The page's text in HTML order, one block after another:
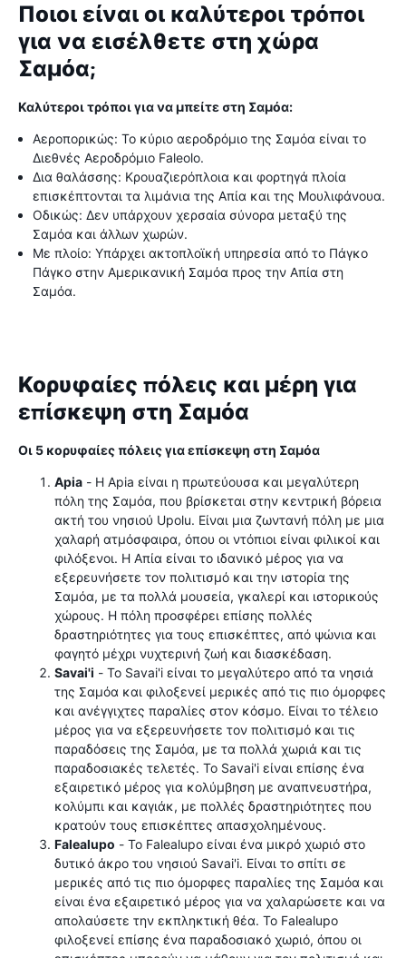
Ποιοι είναι οι καλύτεροι τρόποι
για να εισέλθετε στη χώρα
Σαμόα;
Καλύτεροι τρόποι για να μπείτε στη Σαμόα:
Αεροπορικώς: Το κύριο αεροδρόμιο της Σαμόα είναι το
Διεθνές Αεροδρόμιο Faleolo.
Δια θαλάσσης: Κρουαζιερόπλοια και φορτηγά πλοία
επισκέπτονται τα λιμάνια της Απία και της Μουλιφάνουα.
Οδικώς: Δεν υπάρχουν χερσαία σύνορα μεταξύ της
Σαμόα και άλλων χωρών.
Με πλοίο: Υπάρχει ακτοπλοϊκή υπηρεσία από το Πάγκο
Πάγκο στην Αμερικανική Σαμόα προς την Απία στη
Σαμόα.
Κορυφαίες πόλεις και μέρη για
επίσκεψη στη Σαμόα
Οι 5 κορυφαίες πόλεις για επίσκεψη στη Σαμόα
Apia - Η Apia είναι η πρωτεύουσα και μεγαλύτερη
πόλη της Σαμόα, που βρίσκεται στην κεντρική βόρεια
ακτή του νησιού Upolu. Είναι μια ζωντανή πόλη με μια
χαλαρή ατμόσφαιρα, όπου οι ντόπιοι είναι φιλικοί και
φιλόξενοι. Η Απία είναι το ιδανικό μέρος για να
εξερευνήσετε τον πολιτισμό και την ιστορία της
Σαμόα, με τα πολλά μουσεία, γκαλερί και ιστορικούς
χώρους. Η πόλη προσφέρει επίσης πολλές
δραστηριότητες για τους επισκέπτες, από ψώνια και
φαγητό μέχρι νυχτερινή ζωή και διασκέδαση.
Savai'i - Το Savai'i είναι το μεγαλύτερο από τα νησιά
της Σαμόα και φιλοξενεί μερικές από τις πιο όμορφες
και ανέγγιχτες παραλίες στον κόσμο. Είναι το τέλειο
μέρος για να εξερευνήσετε τον πολιτισμό και τις
παραδόσεις της Σαμόα, με τα πολλά χωριά και τις
παραδοσιακές τελετές. Το Savai'i είναι επίσης ένα
εξαιρετικό μέρος για κολύμβηση με αναπνευστήρα,
κολύμπι και καγιάκ, με πολλές δραστηριότητες που
κρατούν τους επισκέπτες απασχολημένους.
Falealupo - Το Falealupo είναι ένα μικρό χωριό στο
δυτικό άκρο του νησιού Savai'i. Είναι το σπίτι σε
μερικές από τις πιο όμορφες παραλίες της Σαμόα και
είναι ένα εξαιρετικό μέρος για να χαλαρώσετε και να
απολαύσετε την εκπληκτική θέα. Το Falealupo
φιλοξενεί επίσης ένα παραδοσιακό χωριό, όπου οι